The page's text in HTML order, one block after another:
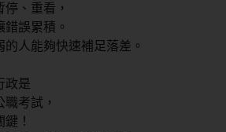
、重看，
誤累積。
人能夠快速補足落差。
政是
考試，
！